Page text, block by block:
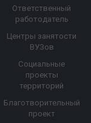
Ответственный
работодатель
Центры занятости
ВУЗов
Социальные
проекты
территорий
Благотворительный
проект